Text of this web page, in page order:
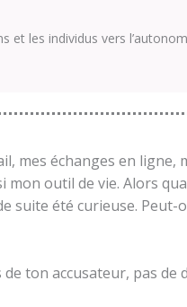
les individus vers
mes échanges en
outil de vie. Alors
suite été curieuse.
ton accusateur, pas